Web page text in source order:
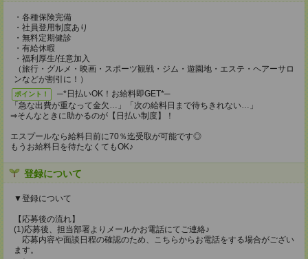
・各種保険完備
・社員登用制度あり
・無料定期健診
・有給休暇
・福利厚生/任意加入
（旅行・グルメ・映画・スポーツ観戦・ジム・遊園地・エステ・ヘアーサロ
ンなどが割引に！）
ポイント！
─*日払いOK！お給料即GET*─
「急な出費が重なって金欠…」「次の給料日まで待ちきれない…」
⇒そんなときに助かるのが【日払い制度】！
エスプールなら給料日前に70％迄受取が可能です◎
もうお給料日を待たなくてもOK♪
登録について
▼登録について
【応募後の流れ】
(1)応募後、担当部署よりメールかお電話にてご連絡♪
応募内容や面談日程の確認のため、こちらからお電話をする場合がござい
ます。